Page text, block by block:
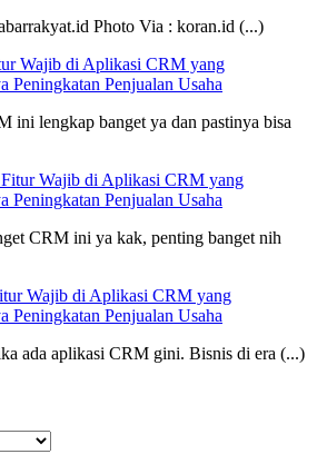
Photo Via : koran.id (...)
Wajib di Aplikasi CRM yang
Peningkatan Penjualan Usaha
ini lengkap banget ya dan pastinya bisa
Wajib di Aplikasi CRM yang
Peningkatan Penjualan Usaha
CRM ini ya kak, penting banget nih
Wajib di Aplikasi CRM yang
Peningkatan Penjualan Usaha
ada aplikasi CRM gini. Bisnis di era (...)